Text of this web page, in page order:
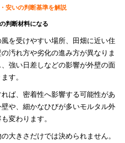
安いの判断基準を解説
判断材料になる
を受けやすい場所、田畑に近い住
汚れ方や劣化の進み方が異なりま
強い日差しなどの影響が外壁の面
す。
ば、密着性へ影響する可能性があ
や、細かなひびが多いモルタル外
変わります。
大きさだけでは決められません。